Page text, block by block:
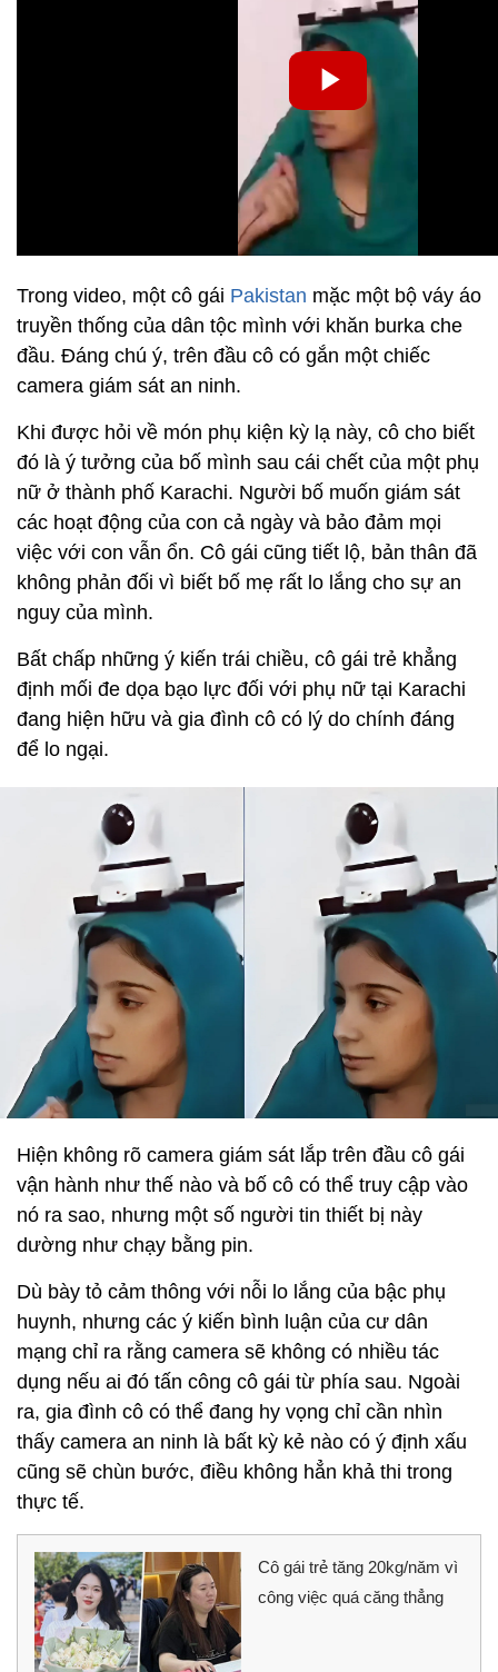
Trong video, một cô gái Pakistan mặc một bộ váy áo
truyền thống của dân tộc mình với khăn burka che
đầu. Đáng chú ý, trên đầu cô có gắn một chiếc
camera giám sát an ninh.
Khi được hỏi về món phụ kiện kỳ ​​lạ này, cô cho biết
đó là ý tưởng của bố mình sau cái chết của một phụ
nữ ở thành phố Karachi. Người bố muốn giám sát
các hoạt động của con cả ngày và bảo đảm mọi
việc với con vẫn ổn. Cô gái cũng tiết lộ, bản thân đã
không phản đối vì biết bố mẹ rất lo lắng cho sự an
nguy của mình.
Bất chấp những ý kiến trái chiều, cô gái trẻ khẳng
định mối đe dọa bạo lực đối với phụ nữ tại Karachi
đang hiện hữu và gia đình cô có lý do chính đáng
để lo ngại.
Hiện không rõ camera giám sát lắp trên đầu cô gái
vận hành như thế nào và bố cô có thể truy cập vào
nó ra sao, nhưng một số người tin thiết bị này
dường như chạy bằng pin.
Dù bày tỏ cảm thông với nỗi lo lắng của bậc phụ
huynh, nhưng các ý kiến bình luận của cư dân
mạng chỉ ra rằng camera sẽ không có nhiều tác
dụng nếu ai đó tấn công cô gái từ phía sau. Ngoài
ra, gia đình cô có thể đang hy vọng chỉ cần nhìn
thấy camera an ninh là bất kỳ kẻ nào có ý định xấu
cũng sẽ chùn bước, điều không hẳn khả thi trong
thực tế.
Cô gái trẻ tăng 20kg/năm vì
công việc quá căng thẳng